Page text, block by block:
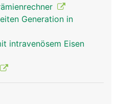
Generation in
intravenösem Eisen